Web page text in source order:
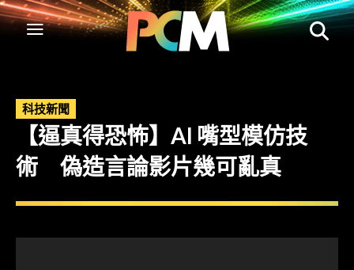
科技新聞
【逼真得恐怖】AI 嘴型模仿技
術 偽造言論影片幾可亂真